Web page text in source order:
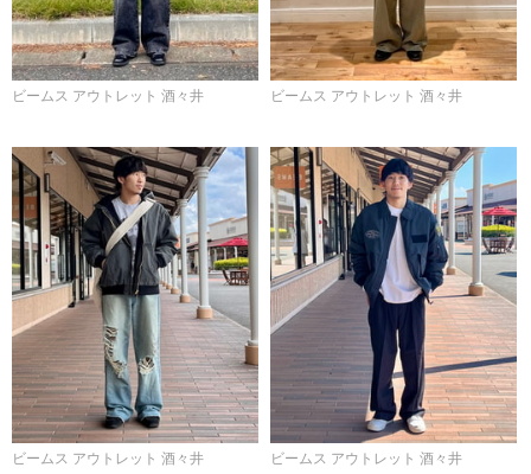
ビームス アウトレット 酒々井 ビームス アウトレット 酒々井
ビームス アウトレット 酒々井 ビームス アウトレット 酒々井